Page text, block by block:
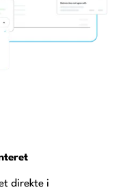
direkte i